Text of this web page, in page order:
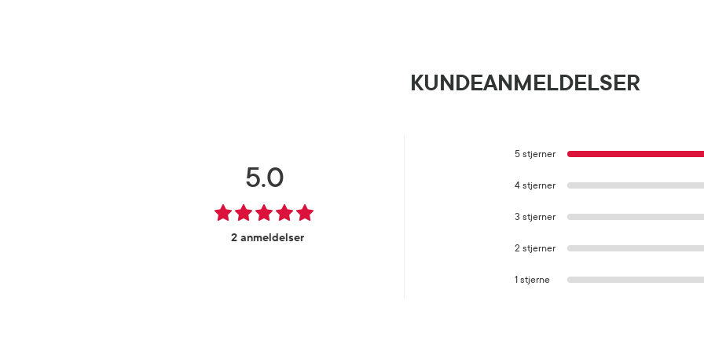
KUNDEANMELDELSER
5.0
2 anmeldelser
5 stjerner
4 stjerner
3 stjerner
2 stjerner
1 stjerne